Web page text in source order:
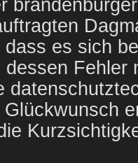
brandenburger
es sich
Fehler
Glückwunsch